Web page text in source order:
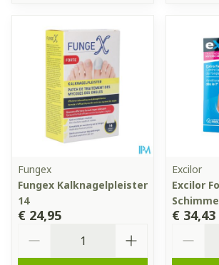
Fungex
Fungex Kalknagelpleister
14
€ 24,95
Excilor
Excilor
€ 34,43